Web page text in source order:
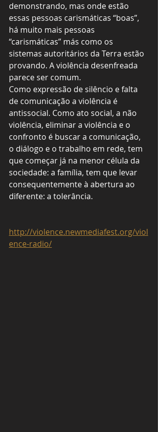
demonstrando, mas onde estão
essas pessoas carismáticas “boas”,
há muito mais pessoas
“carismáticas” más como os
sistemas autoritários da Terra estão
provando. A violência desenfreada
parece ser comum.
Como expressão de silêncio e falta
de comunicação a violência é
antissocial. Como ato social, a não
violência, eliminar a violência e o
confronto é buscar a comunicação,
o diálogo e o trabalho em rede, tem
que começar já na menor célula da
sociedade: a família, tem que levar
consequentemente à abertura ao
diferente: a tolerância.
http://violence.newmediafest.org/viol
ence-radio/